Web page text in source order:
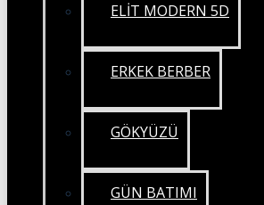
ELİT MODERN 5D
ERKEK BERBER
GÖKYÜZÜ
GÜN BATIMI